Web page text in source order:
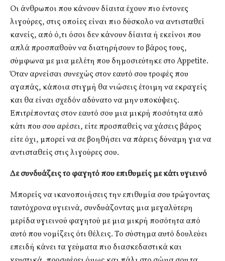
Οι άνθρωποι που κάνουν δίαιτα έχουν πιο έντονες
λιγούρες, στις οποίες είναι πιο δύσκολο να αντισταθεί
κανείς, από ό,τι όσοι δεν κάνουν δίαιτα ή εκείνοι που
απλά προσπαθούν να διατηρήσουν το βάρος τους,
σύμφωνα με μια μελέτη που δημοσιεύτηκε στο Appetite.
Όταν αρνείσαι συνεχώς στον εαυτό σου τροφές που
αγαπάς, κάποια στιγμή θα νιώσεις έτοιμη να εκραγείς
και θα είναι σχεδόν αδύνατο να μην υποκύψεις.
Επιτρέποντας στον εαυτό σου μια μικρή ποσότητα από
κάτι που σου αρέσει, είτε προσπαθείς να χάσεις βάρος
είτε όχι, μπορεί να σε βοηθήσει να πάρεις δύναμη για να
αντισταθείς στις λιγούρες σου.
Δε συνδυάζεις το φαγητό που επιθυμείς με κάτι υγιεινό
Μπορείς να ικανοποιήσεις την επιθυμία σου τρώγοντας
ταυτόχρονα υγιεινά, συνδυάζοντας μια μεγαλύτερη
μερίδα υγιεινού φαγητού με μια μικρή ποσότητα από
αυτό που νομίζεις ότι θέλεις. Το σύστημα αυτό δουλεύει
επειδή κάνει τα γεύματα πιο διασκεδαστικά και